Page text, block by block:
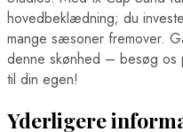
hovedbeklædning; du
mange sæsoner fremover.
denne skønhed – besøg os
til din egen!
Yderligere